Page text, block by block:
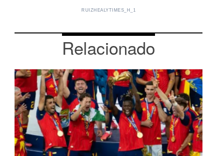
RUIZHEALYTIMES_H_1
Relacionado